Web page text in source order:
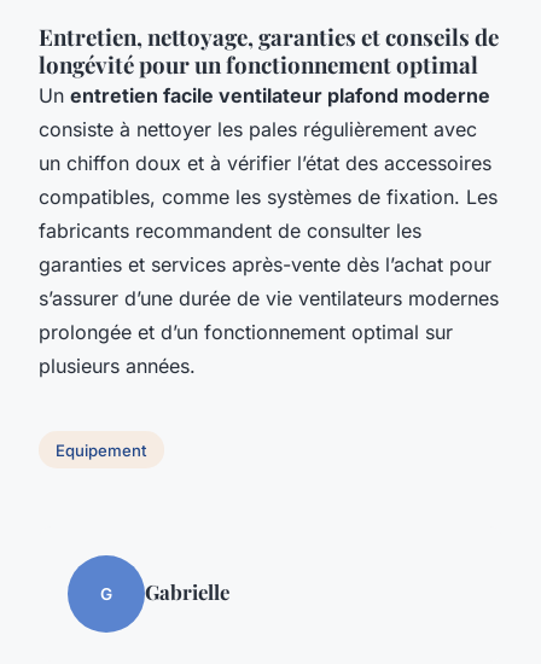
Entretien, nettoyage, garanties et conseils de
longévité pour un fonctionnement optimal
Un entretien facile ventilateur plafond moderne
consiste à nettoyer les pales régulièrement avec
un chiffon doux et à vérifier l’état des accessoires
compatibles, comme les systèmes de fixation. Les
fabricants recommandent de consulter les
garanties et services après-vente dès l’achat pour
s’assurer d’une durée de vie ventilateurs modernes
prolongée et d’un fonctionnement optimal sur
plusieurs années.
Equipement
G Gabrielle